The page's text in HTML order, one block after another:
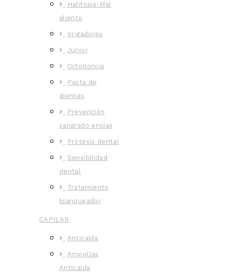
Halitosis-Mal
aliento
Irrigadores
Junior
Ortodoncia
Pasta de
dientes
Prevención
sangrado encías
Prótesis dental
Sensibilidad
dental
Tratamiento
blanqueador
CAPILAR
Anticaída
Ampollas
Anticaída